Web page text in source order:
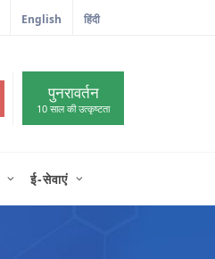
English हिंदी
पुनरावर्तन
10 साल की उत्कृष्टता
ई-सेवाएं